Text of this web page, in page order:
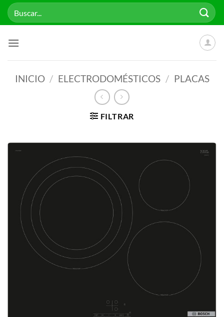
Saltar
Buscar
por:
INICIO / ELECTRODOMÉSTICOS / PLACAS
FILTRAR